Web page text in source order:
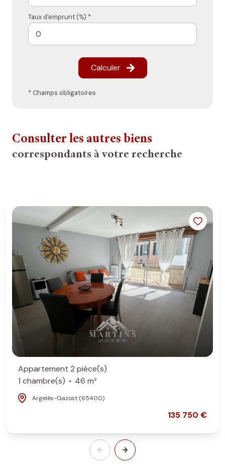
Taux d'emprunt (%) *
Calculer
* Champs obligatoires
Consulter les autres biens
correspondants à votre recherche
Appartement 2 pièce(s)
1 chambre(s)
46 m²
Argelès-Gazost (65400)
135 750 €